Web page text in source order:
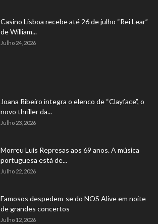
Casino Lisboa recebe até 26 de julho “Rei Lear”
de William...
Julho 24, 2026
Joana Ribeiro integra o elenco de “Clayface”, o
novo thriller da...
Julho 23, 2026
Morreu Luís Represas aos 69 anos. A música
portuguesa está de...
Julho 22, 2026
Famosos despedem-se do NOS Alive em noite
de grandes concertos
Julho 12, 2026